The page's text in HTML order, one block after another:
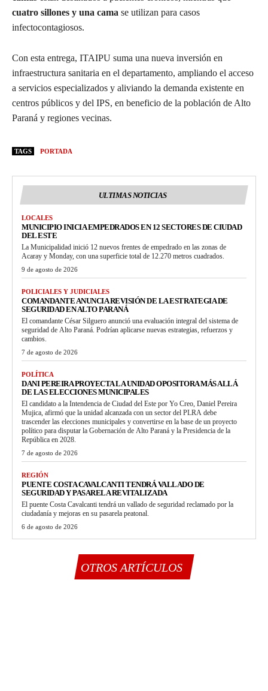
cuatro sillones y una cama se utilizan para casos
infectocontagiosos.
Con esta entrega, ITAIPU suma una nueva inversión en
infraestructura sanitaria en el departamento, ampliando el acceso
a servicios especializados y aliviando la demanda existente en
centros públicos y del IPS, en beneficio de la población de Alto
Paraná y regiones vecinas.
TAGS PORTADA
ULTIMAS NOTICIAS
LOCALES
MUNICIPIO INICIA EMPEDRADOS EN 12 SECTORES DE CIUDAD
DEL ESTE
La Municipalidad inició 12 nuevos frentes de empedrado en las zonas de
Acaray y Monday, con una superficie total de 12.270 metros cuadrados.
9 de agosto de 2026
POLICIALES Y JUDICIALES
COMANDANTE ANUNCIA REVISIÓN DE LA ESTRATEGIA DE
SEGURIDAD EN ALTO PARANÁ
El comandante César Silguero anunció una evaluación integral del sistema de
seguridad de Alto Paraná. Podrían aplicarse nuevas estrategias, refuerzos y
cambios.
7 de agosto de 2026
POLÍTICA
DANI PEREIRA PROYECTA LA UNIDAD OPOSITORA MÁS ALLÁ
DE LAS ELECCIONES MUNICIPALES
El candidato a la Intendencia de Ciudad del Este por Yo Creo, Daniel Pereira
Mujica, afirmó que la unidad alcanzada con un sector del PLRA debe
trascender las elecciones municipales y convertirse en la base de un proyecto
político para disputar la Gobernación de Alto Paraná y la Presidencia de la
República en 2028.
7 de agosto de 2026
REGIÓN
PUENTE COSTA CAVALCANTI TENDRÁ VALLADO DE
SEGURIDAD Y PASARELA REVITALIZADA
El puente Costa Cavalcanti tendrá un vallado de seguridad reclamado por la
ciudadanía y mejoras en su pasarela peatonal.
6 de agosto de 2026
OTROS ARTÍCULOS